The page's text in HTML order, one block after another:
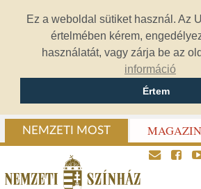
Ez a weboldal sütiket használ. Az
értelmében kérem,
használatát, vagy zárja be az
információ
Értem
NEMZETI MOST MAGAZIN